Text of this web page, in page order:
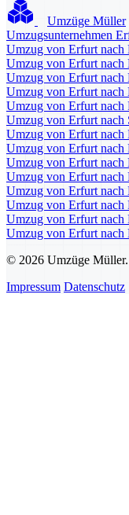
Umzüge Müller
Umzugsunternehmen
Umzug von Erfurt nach
Umzug von Erfurt nach
Umzug von Erfurt nach
Umzug von Erfurt nach
Umzug von Erfurt nach
Umzug von Erfurt nach
Umzug von Erfurt nach
Umzug von Erfurt nach
Umzug von Erfurt nach
Umzug von Erfurt nach
Umzug von Erfurt nach
Umzug von Erfurt nach
Umzug von Erfurt nach
Umzug von Erfurt nach
© 2026 Umzüge
Impressum Datenschutz